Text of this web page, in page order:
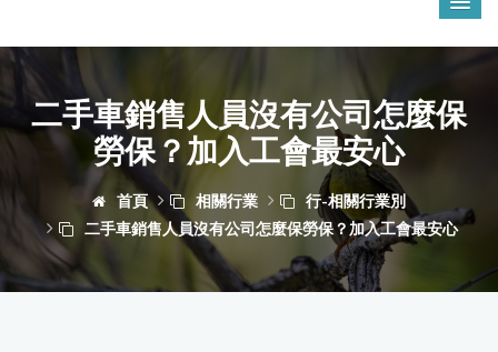
二手車銷售人員沒有公司怎麼保
勞保？加入工會最安心
首頁 相關行業
行-相關行業別
二手車銷售人員沒有公司怎麼保勞保？加入工會最安心